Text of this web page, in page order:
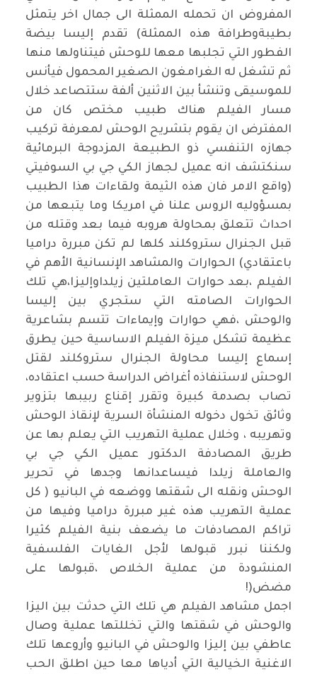
المفروض ان تحمله الممثلة الى جمال اخر يتمثل
بطيبةوطرافة هذه الممثلة) تقدم إليسا بيضة
الفطور التي تجلبها معها للوحش فيتناولها منها
ثم تشغل له الغرامغون الصغير المحمول فيأنس
للموسيقى وتنشأ بين الاثنين ألفة ستتصاعد خلال
مسار الفيلم هناك طبيب مختص كان من
المفترض ان يقوم بتشريح الوحش لمعرفة تركيب
جهازه التنفسي ذو الطبيعة المزدوجة البرمائية
سنكتشف انه عميل لجهاز الكي جي بي السوفيتي
(واقع الامر فان هذه الثيمة ولقاءات هذا الطبيب
بمسؤوليه الروس علنا في امريكا وما يتبعها من
احداث تتعلق بمحاولة هروبه فيما بعد وقتله من
قبل الجنرال ستروكلند كلها لم تكن مبررة دراميا
باعتقادي) الحوارات والمشاهد الإنسانية الأهم في
الفيلم ،بعد حوارات العاملتين زيلداوإليزا،هي تلك
الحوارات الصامته التي ستجري بين إليسا
والوحش ،فهي حوارات وإيماءات تتسم بشاعرية
عظيمة تشكل ميزة الفيلم الاساسية حين يطرق
إسماع إليسا محاولة الجنرال ستروكلند لقتل
الوحش لاستنفاذه أغراض الدراسة حسب اعتقاده،
تصاب بصدمة كبيرة وتقرر إقناع ربيبها بتزوير
وثائق تخول دخوله المنشأة السرية لإنقاذ الوحش
وتهريبه ، وخلال عملية التهريب التي يعلم بها عن
طريق المصادفة الدكتور عميل الكي جي بي
والعاملة زيلدا فيساعدانها وجدها في تحرير
الوحش ونقله الى شقتها ووضعه في البانيو ( كل
عملية التهريب هذه غير مبررة دراميا وفيها من
تراكم المصادفات ما يضعف بنية الفيلم كثيرا
ولكننا نبرر قبولها لأجل الغايات الفلسفية
المنشودة من عملية الخلاص ،قبولها على
مضض!)
اجمل مشاهد الفيلم هي تلك التي حدثت بين اليزا
والوحش في شقتها والتي تخللتها عملية وصال
عاطفي بين إليزا والوحش في البانيو وأروعها تلك
الاغنية الخيالية التي أدياها معا حين اطلق الحب